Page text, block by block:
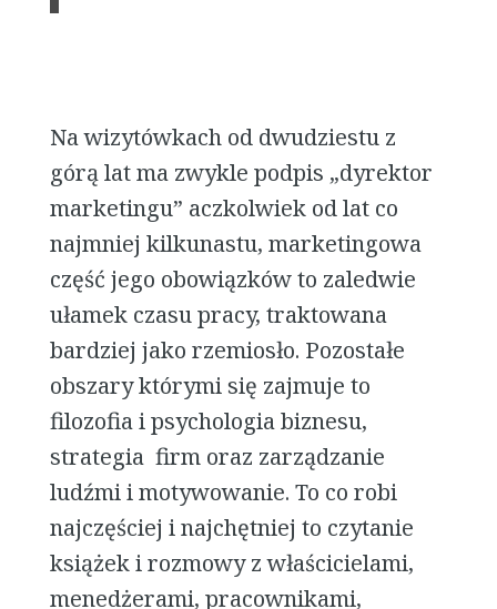
Na wizytówkach od dwudziestu z
górą lat ma zwykle podpis „dyrektor
marketingu” aczkolwiek od lat co
najmniej kilkunastu, marketingowa
część jego obowiązków to zaledwie
ułamek czasu pracy, traktowana
bardziej jako rzemiosło. Pozostałe
obszary którymi się zajmuje to
filozofia i psychologia biznesu,
strategia firm oraz zarządzanie
ludźmi i motywowanie. To co robi
najczęściej i najchętniej to czytanie
książek i rozmowy z właścicielami,
menedżerami, pracownikami,